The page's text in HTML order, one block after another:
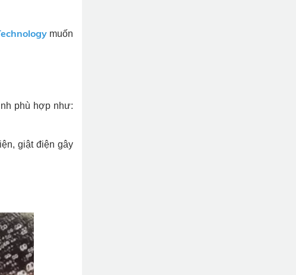
muốn
phù hợp như:
giật điện gây